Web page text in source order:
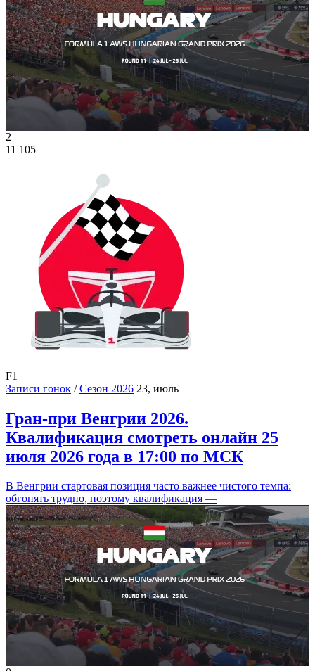
2
11 105
F1
Записи гонок /Сезон 2026 23, июль
Гран-при Венгрии 2026.
Квалификация смотреть онлайн 25
июля 2026 года в 17:00 по МСК
В Венгрии стартовая позиция часто важнее чистого темпа:
обгонять трудно, поэтому квалификация —